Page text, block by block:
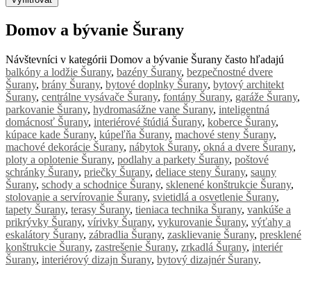
Domov a bývanie Šurany
Návštevníci v kategórii Domov a bývanie Šurany často hľadajú
balkóny a lodžie Šurany, bazény Šurany, bezpečnostné dvere
Šurany, brány Šurany, bytové doplnky Šurany, bytový architekt
Šurany, centrálne vysávače Šurany, fontány Šurany, garáže Šurany,
parkovanie Šurany, hydromasážne vane Šurany, inteligentná
domácnosť Šurany, interiérové štúdiá Šurany, koberce Šurany,
kúpace kade Šurany, kúpeľňa Šurany, machové steny Šurany,
machové dekorácie Šurany, nábytok Šurany, okná a dvere Šurany,
ploty a oplotenie Šurany, podlahy a parkety Šurany, poštové
schránky Šurany, priečky Šurany, deliace steny Šurany, sauny
Šurany, schody a schodnice Šurany, sklenené konštrukcie Šurany,
stolovanie a servírovanie Šurany, svietidlá a osvetlenie Šurany,
tapety Šurany, terasy Šurany, tieniaca technika Šurany, vankúše a
prikrývky Šurany, vírivky Šurany, vykurovanie Šurany, výťahy a
eskalátory Šurany, zábradlia Šurany, zasklievanie Šurany, presklené
konštrukcie Šurany, zastrešenie Šurany, zrkadlá Šurany, interiér
Šurany, interiérový dizajn Šurany, bytový dizajnér Šurany.